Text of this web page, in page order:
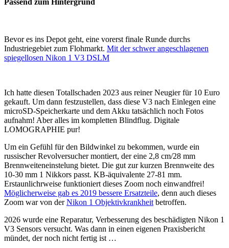
Passend zum Hintergrund
Bevor es ins Depot geht, eine vorerst finale Runde durchs
Industriegebiet zum Flohmarkt. Mit der schwer angeschlagenen
spiegellosen Nikon 1 V3 DSLM
Ich hatte diesen Totallschaden 2023 aus reiner Neugier für 10 Euro
gekauft. Um dann festzustellen, dass diese V3 nach Einlegen eine
microSD-Speicherkarte und dem Akku tatsächlich noch Fotos
aufnahm! Aber alles im kompletten Blindflug. Digitale
LOMOGRAPHIE pur!
Um ein Gefühl für den Bildwinkel zu bekommen, wurde ein
russischer Revolversucher montiert, der eine 2,8 cm/28 mm
Brennweiteneinstelung bietet. Die gut zur kurzen Brennweite des
10-30 mm 1 Nikkors passt. KB-äquivalente 27-81 mm.
Erstaunlichrweise funktioniert dieses Zoom noch einwandfrei!
Möglicherweise gab es 2019 bessere Ersatzteile, denn auch dieses
Zoom war von derNikon 1 Objektivkrankheit betroffen.
2026 wurde eine Reparatur, Verbesserung des beschädigten Nikon 1
V3 Sensors versucht. Was dann in einen eigenen Praxisbericht
mündet, der noch nicht fertig ist …